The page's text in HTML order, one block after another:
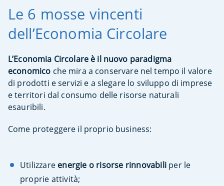
Le 6 mosse vincenti
dell’Economia Circolare
L’Economia Circolare è il nuovo paradigma
economico che mira a conservare nel tempo il valore
di prodotti e servizi e a slegare lo sviluppo di imprese
e territori dal consumo delle risorse naturali
esauribili.
Come proteggere il proprio business:
Utilizzare energie o risorse rinnovabili per le
proprie attività;